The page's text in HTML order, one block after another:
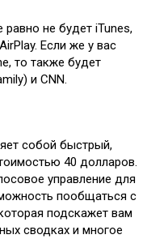
равно не будет iTunes,
Если же у вас
то также будет
и CNN.
собой быстрый,
40 долларов.
управление для
пообщаться с
подскажет вам
сводках и многое